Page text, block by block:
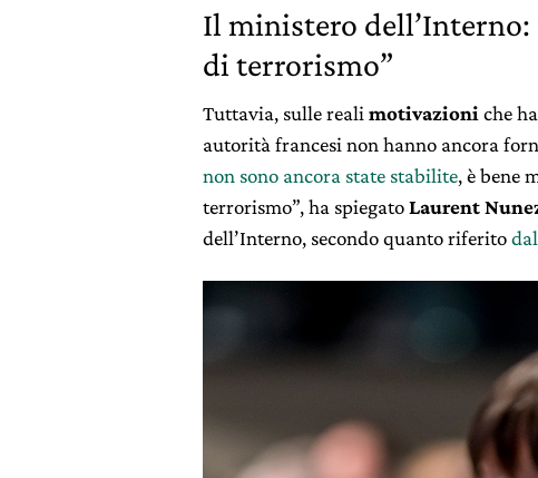
Il ministero dell’Interno:
di terrorismo”
Tuttavia, sulle reali motivazioni che
autorità francesi non hanno ancora
non sono ancora state stabilite, è bene
terrorismo”, ha spiegatoLaurent
dell’Interno, secondo quanto riferito